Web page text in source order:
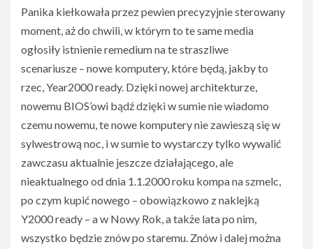
Panika kiełkowała przez pewien precyzyjnie sterowany
moment, aż do chwili, w którym to te same media
ogłosiły istnienie remedium na te straszliwe
scenariusze – nowe komputery, które będą, jakby to
rzec, Year2000 ready. Dzięki nowej architekturze,
nowemu BIOS’owi bądź dzięki w sumie nie wiadomo
czemu nowemu, te nowe komputery nie zawieszą się w
sylwestrową noc, i w sumie to wystarczy tylko wywalić
zawczasu aktualnie jeszcze działającego, ale
nieaktualnego od dnia 1.1.2000 roku kompa na szmelc,
po czym kupić nowego – obowiązkowo z naklejką
Y2000 ready – a w Nowy Rok, a także lata po nim,
wszystko będzie znów po staremu. Znów i dalej można